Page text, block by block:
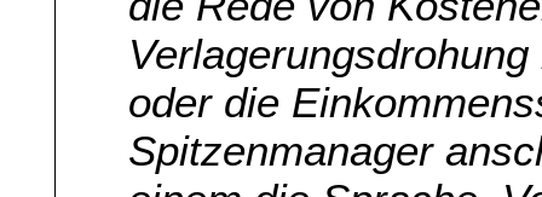
oder die
Spitzenmanager